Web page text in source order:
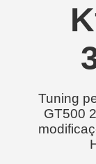
Tuning
GT500